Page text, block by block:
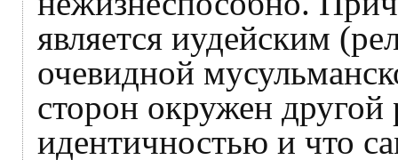
является иудейским
очевидной
сторон окружен
идентичностью и что